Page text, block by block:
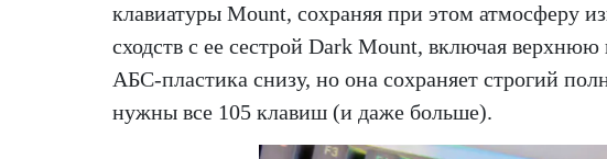
клавиатуры Mount, сохраняя при этом атмосферу
сходств с ее сестрой Dark Mount, включая
АБС-пластика снизу, но она сохраняет строгий
нужны все 105 клавиш (и даже больше).